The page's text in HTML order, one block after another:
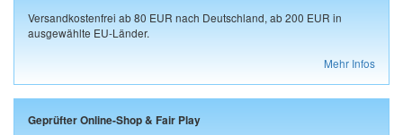
Versandkostenfrei ab 80 EUR nach Deutschland, ab 200 EUR in
ausgewählte EU-Länder.
Mehr Infos
Geprüfter Online-Shop & Fair Play